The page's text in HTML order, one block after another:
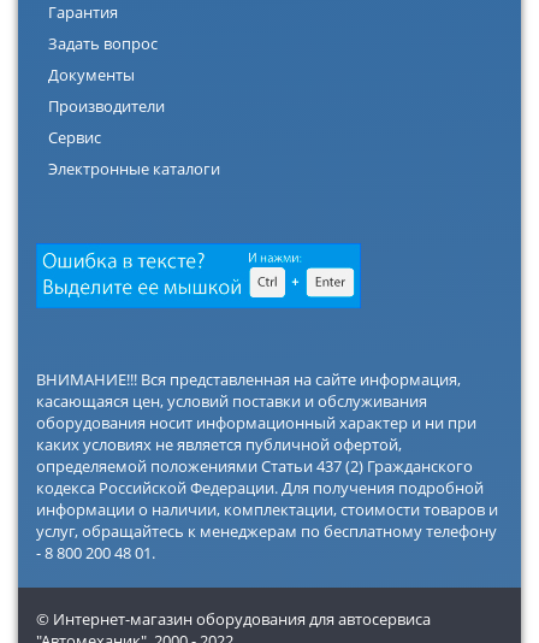
Гарантия
Задать вопрос
Документы
Производители
Сервис
Электронные каталоги
ВНИМАНИЕ!!! Вся представленная на сайте информация,
касающаяся цен, условий поставки и обслуживания
оборудования носит информационный характер и ни при
каких условиях не является публичной офертой,
определяемой положениями Статьи 437 (2) Гражданского
кодекса Российской Федерации. Для получения подробной
информации о наличии, комплектации, стоимости товаров и
услуг, обращайтесь к менеджерам по бесплатному телефону
- 8 800 200 48 01.
© Интернет-магазин оборудования для автосервиса